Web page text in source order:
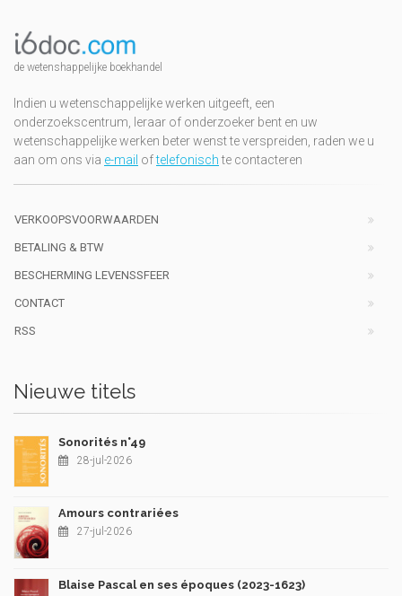
de wetenshappelijke boekhandel
Indien u wetenschappelijke werken uitgeeft, een
onderzoekscentrum, leraar of onderzoeker bent en uw
wetenschappelijke werken beter wenst te verspreiden, raden we u
aan om ons via e-mail oftelefonischte contacteren
VERKOOPSVOORWAARDEN
BETALING & BTW
BESCHERMING LEVENSSFEER
CONTACT
RSS
Nieuwe titels
Sonorités n°49
28-jul-2026
Amours contrariées
27-jul-2026
Blaise Pascal en ses époques (2023-1623)